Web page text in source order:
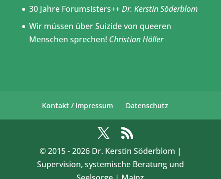
30 Jahre Forumsisters++Dr. Kerstin Söderblom
Wir müssen über Suizide von queeren
Menschen sprechen! Christian Höller
Kontakt / Impressum Datenschutz
© 2015 -2026Dr. Kerstin Söderblom |
Supervision, systemische Beratung und